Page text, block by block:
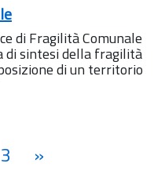
di Fragilità Comunale
di sintesi della fragilità
di un territorio
3 »